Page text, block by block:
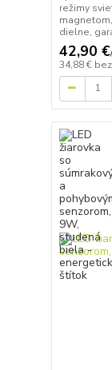
režimy
dielne,
42,90 €/
34,88 €